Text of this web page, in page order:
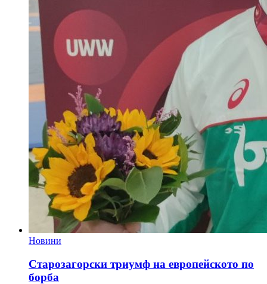
Новини
Старозагорски триумф на европейското по
борба